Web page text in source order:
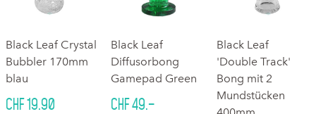
Black Leaf Crystal
Bubbler 170mm
blau
CHF 19.90
Black Leaf
Diffusorbong
Gamepad Green
CHF 49.–
Black Leaf
'Double Track'
Bong mit 2
Mundstücken